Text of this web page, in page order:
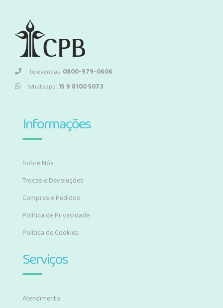
Televendas:0800-979-0606
Whatsapp:15 9 8100 5073
Informações
Sobre Nós
Trocas e Devoluções
Compras e Pedidos
Política de Privacidade
Política de Cookies
Serviços
Atendimento